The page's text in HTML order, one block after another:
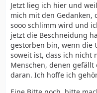
Jetzt lieg ich hier und
mich mit den Gedanken,
sooo schlimm wird und
jetzt die Beschneidung
gestorben bin, wenn die
soweit ist, dass ich nicht
Menschen, denen gefällt
daran. Ich hoffe ich